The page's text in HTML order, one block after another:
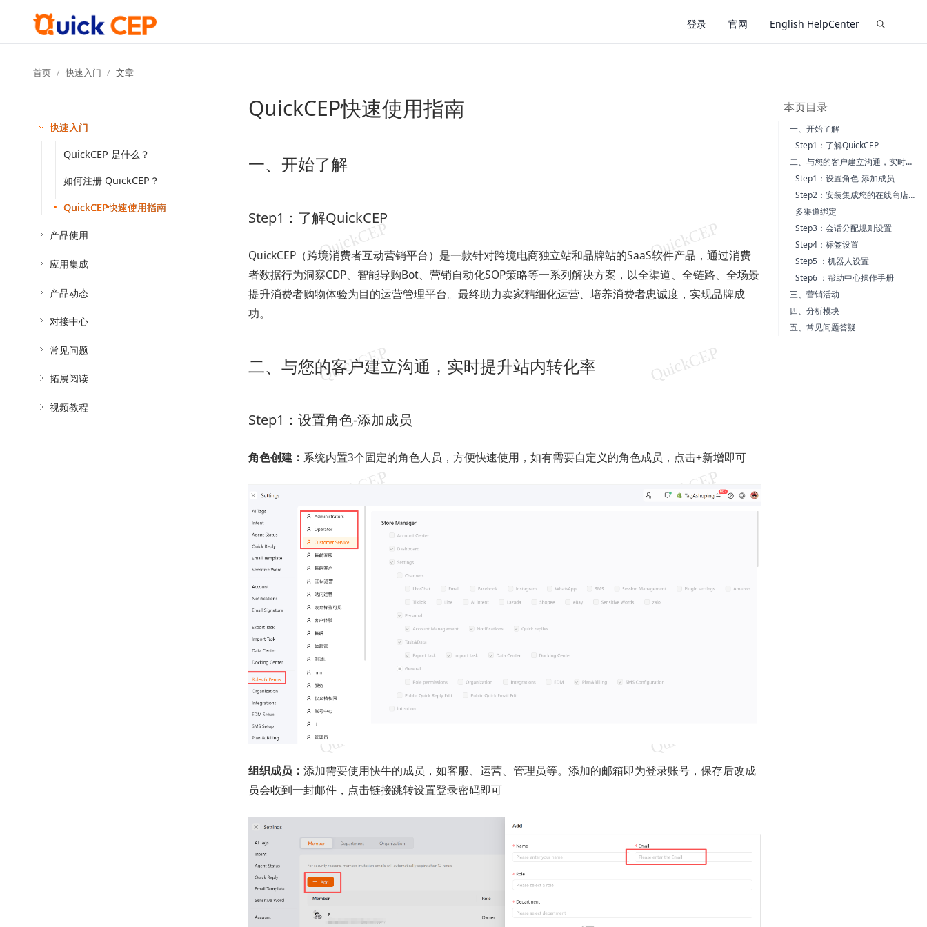
登录 官网 English HelpCenter
首页 快速入门 文章
快速入门
QuickCEP 是什么？
如何注册 QuickCEP？
QuickCEP快速使用指南
产品使用
应用集成
产品动态
对接中心
常见问题
拓展阅读
视频教程
QuickCEP快速使用指南
一、开始了解
Step1：了解QuickCEP
QuickCEP（跨境消费者互动营销平台）是一款针对跨境电商独立站和品牌站的SaaS软件产品，通过消费
者数据行为洞察CDP、智能导购Bot、营销自动化SOP策略等一系列解决方案，以全渠道、全链路、全场景
提升消费者购物体验为目的运营管理平台。最终助力卖家精细化运营、培养消费者忠诚度，实现品牌成
功。
二、与您的客户建立沟通，实时提升站内转化率
Step1：设置角色-添加成员
角色创建： 系统内置3个固定的角色人员，方便快速使用，如有需要自定义的角色成员，点击+新增即可
组织成员： 添加需要使用快牛的成员，如客服、运营、管理员等。添加的邮箱即为登录账号，保存后改成
员会收到一封邮件，点击链接跳转设置登录密码即可
本页目录
一、开始了解
Step1：了解QuickCEP
二、与您的客户建立沟通，实时提升站内转化率
Step1：设置角色-添加成员
Step2：安装集成您的在线商店&多渠道绑定
多渠道绑定
Step3：会话分配规则设置
Step4：标签设置
Step5 ：机器人设置
Step6 ：帮助中心操作手册
三、营销活动
四、分析模块
五、常见问题答疑